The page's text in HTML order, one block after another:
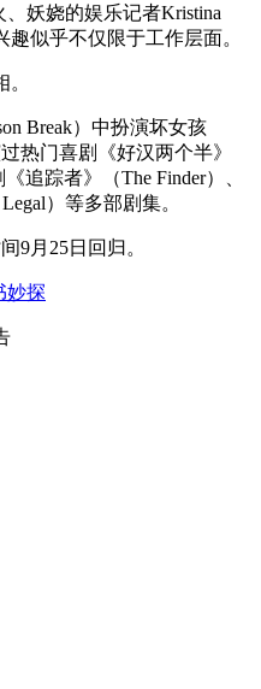
妖娆的娱乐记者Kristina
趣似乎不仅限于工作层面。
Break）中扮演坏女孩
热门喜剧《好汉两个半》
追踪者》（The Finder）、
）等多部剧集。
9月25日回归。
妙探